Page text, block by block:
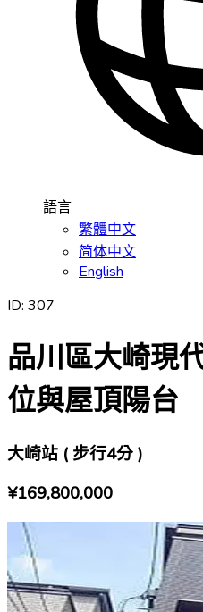
語言
繁體中文
简体中文
English
ID: 307
品川區大崎現
位與屋頂陽台
大崎站 ( 步行4分 )
¥169,800,000